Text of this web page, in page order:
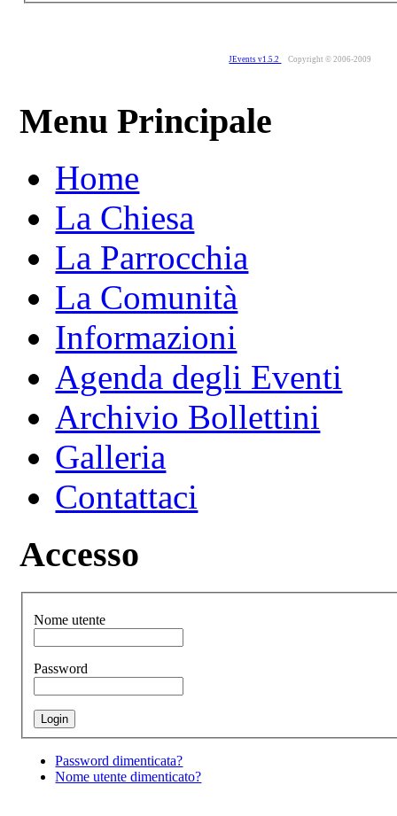
JEvents v1.5.2 Copyright © 2006-2009
Menu Principale
Home
La Chiesa
La Parrocchia
La Comunità
Informazioni
Agenda degli Eventi
Archivio Bollettini
Galleria
Contattaci
Accesso
Nome utente
Password
Password dimenticata?
Nome utente dimenticato?